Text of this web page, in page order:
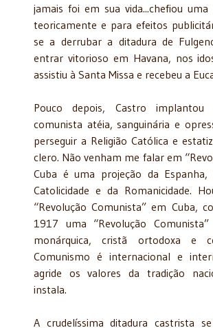
jamais foi em sua vida...chefiou uma
teoricamente e para efeitos
se a derrubar a ditadura de
entrar vitorioso em Havana, nos
assistiu à Santa Missa e recebeu a
Pouco depois, Castro implantou
comunista atéia, sanguinária e
perseguir a Religião Católica e
clero. Não venham me falar em
Cuba é uma projeção da
Catolicidade e da Romanicidade.
“Revolução Comunista” em Cuba,
1917 uma “Revolução
monárquica, cristã ortodoxa e
Comunismo é internacional e
agride os valores da tradição
instala.
A crudelíssima ditadura castrista